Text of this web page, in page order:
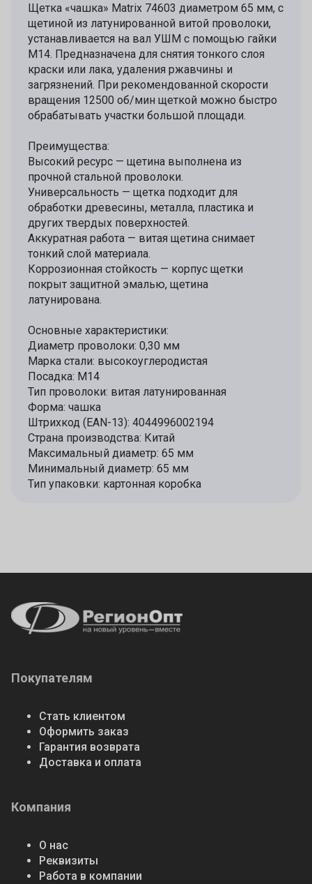
Щетка «чашка» Matrix 74603 диаметром 65 мм, с
щетиной из латунированной витой проволоки,
устанавливается на вал УШМ с помощью гайки
М14. Предназначена для снятия тонкого слоя
краски или лака, удаления ржавчины и
загрязнений. При рекомендованной скорости
вращения 12500 об/мин щеткой можно быстро
обрабатывать участки большой площади.
Преимущества:
Высокий ресурс — щетина выполнена из
прочной стальной проволоки.
Универсальность — щетка подходит для
обработки древесины, металла, пластика и
других твердых поверхностей.
Аккуратная работа — витая щетина снимает
тонкий слой материала.
Коррозионная стойкость — корпус щетки
покрыт защитной эмалью, щетина
латунирована.
Основные характеристики:
Диаметр проволоки: 0,30 мм
Марка стали: высокоуглеродистая
Посадка: М14
Тип проволоки: витая латунированная
Форма: чашка
Штрихкод (EAN-13): 4044996002194
Страна производства: Китай
Максимальный диаметр: 65 мм
Минимальный диаметр: 65 мм
Тип упаковки: картонная коробка
Покупателям
Стать клиентом
Оформить заказ
Гарантия возврата
Доставка и оплата
Компания
О нас
Реквизиты
Работа в компании